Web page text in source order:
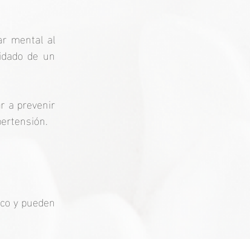
mental al
de un
a prevenir
y pueden